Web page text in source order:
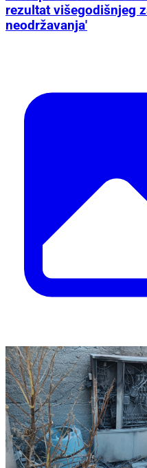
rezultat višegodišnjeg
neodržavanja'